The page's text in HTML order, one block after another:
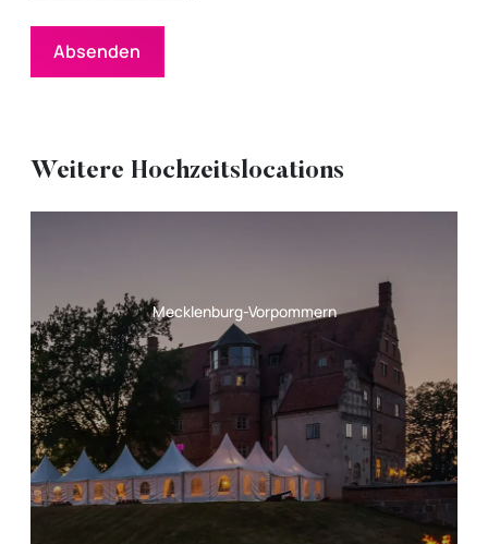
Absenden
Weitere Hochzeitslocations
Mecklenburg-Vorpommern